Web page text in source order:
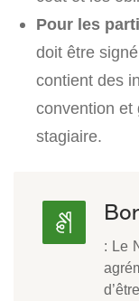
Pour les
doit être
contient des
convention et
stagiaire.
: Le